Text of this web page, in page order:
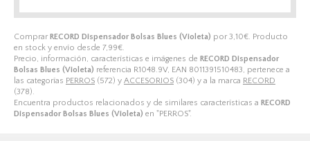
Comprar RECORD Dispensador Bolsas Blues (Violeta) por 3,10€ . Producto
en stock y envío desde 7,99€
Precio, información, características e imágenes de RECORD Dispensador
Bolsas Blues (Violeta) referencia R1048.9V, EAN 8011391510483, pertenece a
las categorías PERROS (572) y ACCESORIOS (304) y a la marca RECORD
(378).
Encuentra productos relacionados y de similares características a RECORD
Dispensador Bolsas Blues (Violeta) en "PERROS".